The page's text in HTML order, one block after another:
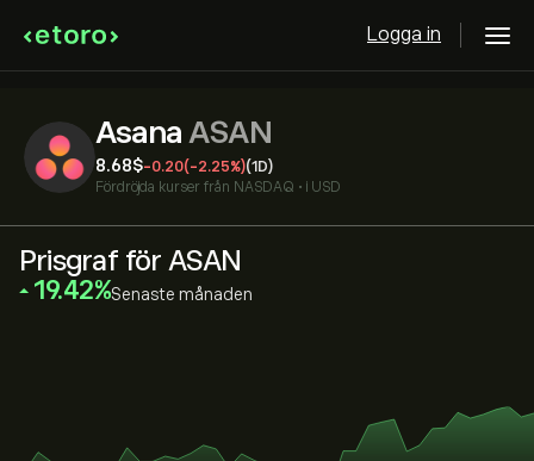
Logga in
Asana ASAN
8.68‎$‎-0.20(-2.25%)(1D)
Fördröjda kurser från NASDAQ • i USD
Prisgraf för ASAN
‎19.42‎ Senaste månaden